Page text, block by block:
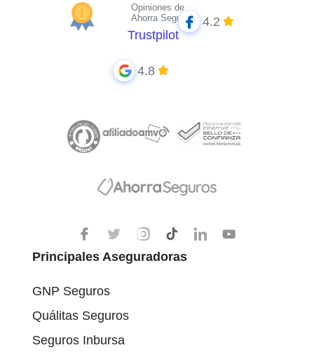
Opiniones de
Ahorra Seguros
Trustpilot
4.2
4.8
Principales Aseguradoras
GNP Seguros
Quálitas Seguros
Seguros Inbursa